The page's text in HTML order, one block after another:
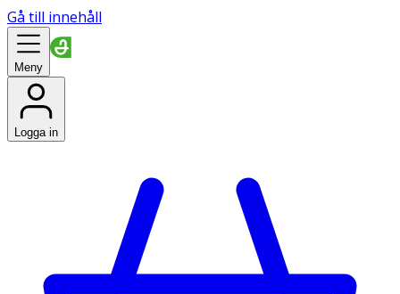
Gå till innehåll
Meny
Logga in